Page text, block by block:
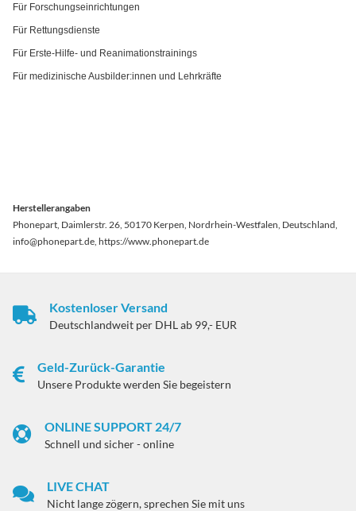
Für Forschungseinrichtungen
Für Rettungsdienste
Für Erste-Hilfe- und Reanimationstrainings
Für medizinische Ausbilder:innen und Lehrkräfte
Herstellerangaben
Phonepart, Daimlerstr. 26, 50170 Kerpen, Nordrhein-Westfalen, Deutschland,
info@phonepart.de, https://www.phonepart.de
Kostenloser Versand
Deutschlandweit per DHL ab 99,- EUR
Geld-Zurück-Garantie
Unsere Produkte werden Sie begeistern
ONLINE SUPPORT 24/7
Schnell und sicher - online
LIVE CHAT
Nicht lange zögern, sprechen Sie mit uns